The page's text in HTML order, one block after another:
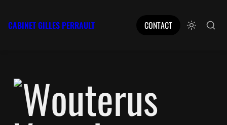
CABINET GILLES PERRAULT CONTACT